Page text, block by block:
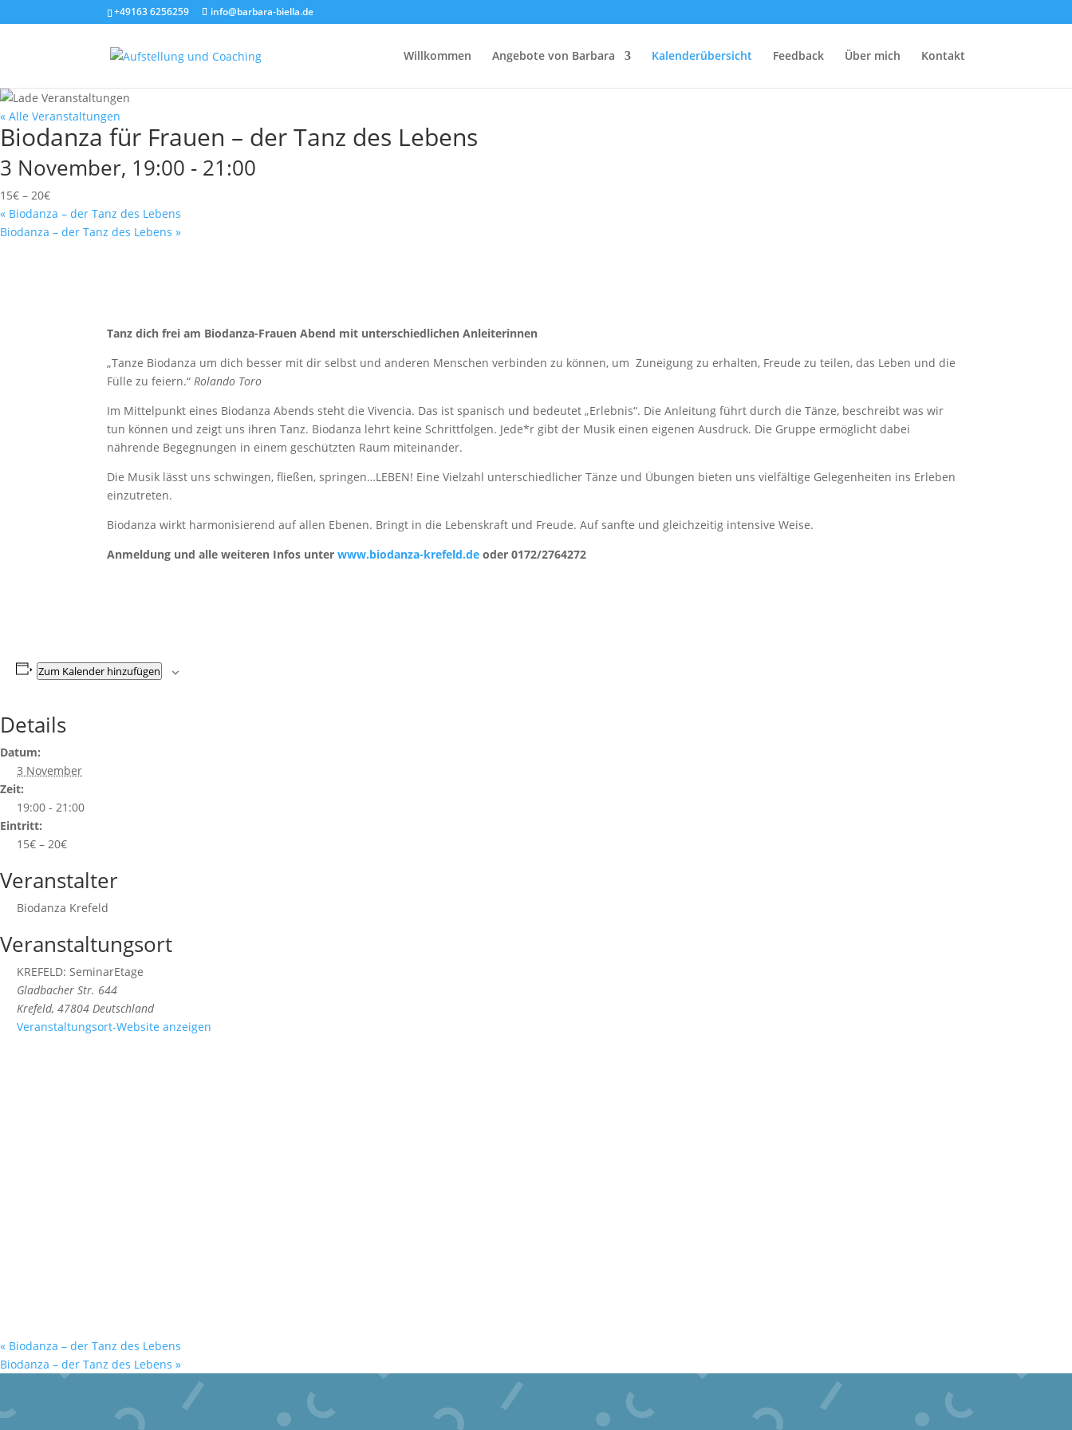
+49163 6256259 info@barbara-biella.de
Willkommen Angebote von Barbara Kalenderübersicht Feedback Über mich Kontakt
« Alle Veranstaltungen
Biodanza für Frauen – der Tanz des Lebens
3 November, 19:00 - 21:00
15€ – 20€
« Biodanza – der Tanz des Lebens
Biodanza – der Tanz des Lebens »
Tanz dich frei am Biodanza-Frauen Abend mit unterschiedlichen Anleiterinnen
„Tanze Biodanza um dich besser mit dir selbst und anderen Menschen verbinden zu können, um Zuneigung zu erhalten, Freude zu teilen, das Leben und die
Fülle zu feiern.“ Rolando Toro
Im Mittelpunkt eines Biodanza Abends steht die Vivencia. Das ist spanisch und bedeutet „Erlebnis“. Die Anleitung führt durch die Tänze, beschreibt was wir
tun können und zeigt uns ihren Tanz. Biodanza lehrt keine Schrittfolgen. Jede*r gibt der Musik einen eigenen Ausdruck. Die Gruppe ermöglicht dabei
nährende Begegnungen in einem geschützten Raum miteinander.
Die Musik lässt uns schwingen, fließen, springen…LEBEN! Eine Vielzahl unterschiedlicher Tänze und Übungen bieten uns vielfältige Gelegenheiten ins Erleben
einzutreten.
Biodanza wirkt harmonisierend auf allen Ebenen. Bringt in die Lebenskraft und Freude. Auf sanfte und gleichzeitig intensive Weise.
Anmeldung und alle weiteren Infos unterwww.biodanza-krefeld.de oder 0172/2764272
Zum Kalender hinzufügen
Details
Datum:
3 November
Zeit:
19:00 - 21:00
Eintritt:
15€ – 20€
Veranstalter
Biodanza Krefeld
Veranstaltungsort
KREFELD: SeminarEtage
Gladbacher Str. 644
Krefeld, 47804 Deutschland
Veranstaltungsort-Website anzeigen
« Biodanza – der Tanz des Lebens
Biodanza – der Tanz des Lebens »